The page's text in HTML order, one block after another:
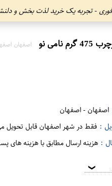
فوری - تجربه یک خرید لذت بخش و
نو اصفهان
اصفهان-اصفهان
: فقط در شهر اصفهان قابل تحویل
: هزینه ارسال مطابق با هزینه های
❯